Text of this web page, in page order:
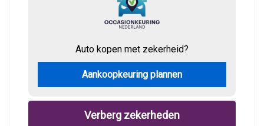
Auto kopen met zekerheid?
Aankoopkeuring plannen
Verberg zekerheden